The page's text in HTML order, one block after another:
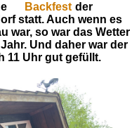
Backfest der
statt. Auch wenn es
war, so war das Wetter
Und daher war der
11 Uhr gut gefüllt.